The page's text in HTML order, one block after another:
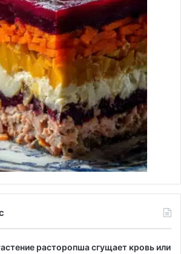
расторопша сгущает кровь или